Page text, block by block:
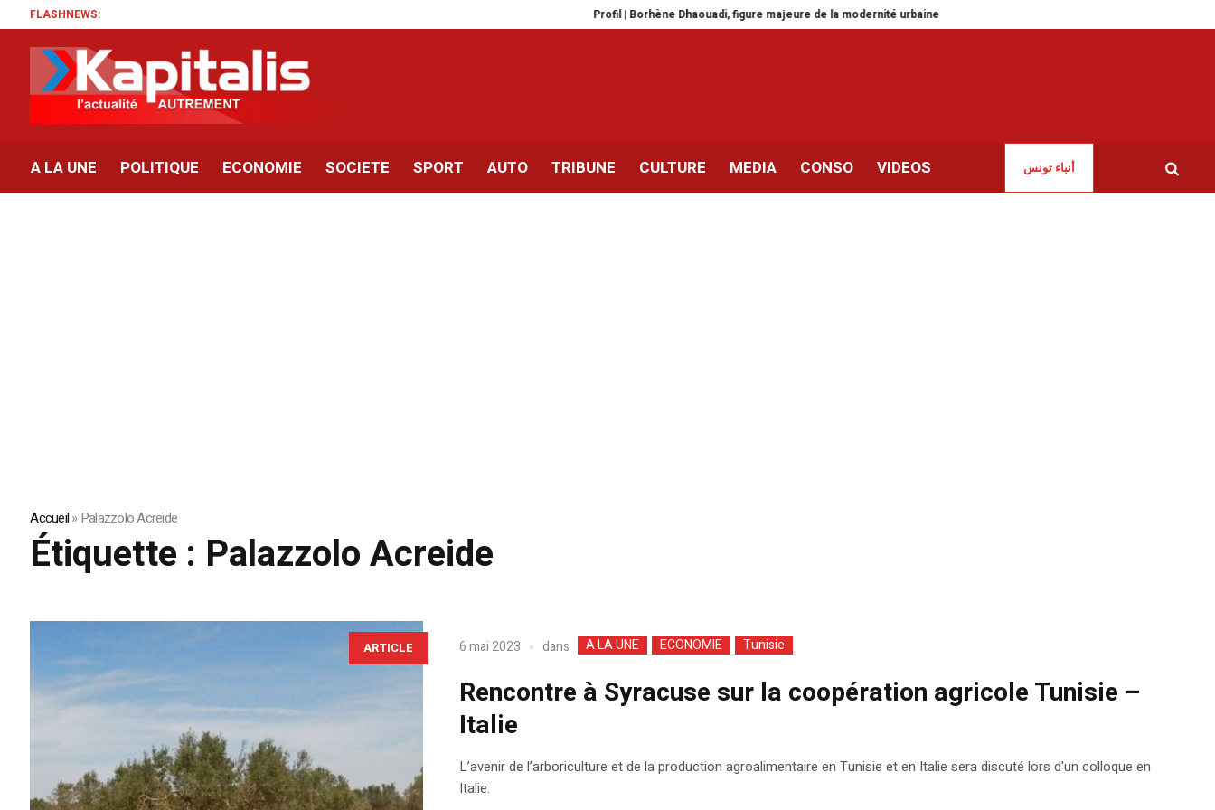
FLASHNEWS: Profil | Borhène Dhaouadi, figure majeure de la modernité urbaine africaine
A LA UNE POLITIQUE ECONOMIE SOCIETE SPORT AUTO TRIBUNE CULTURE MEDIA CONSO VIDEOS أنباء تونس
Accueil»Palazzolo Acreide
Étiquette : Palazzolo Acreide
ARTICLE 6 mai 2023 dans A LA UNE ECONOMIE Tunisie
Rencontre à Syracuse sur la coopération agricole Tunisie –
Italie
L’avenir de l’arboriculture et de la production agroalimentaire en Tunisie et en Italie sera discuté lors d'un colloque en
Italie.